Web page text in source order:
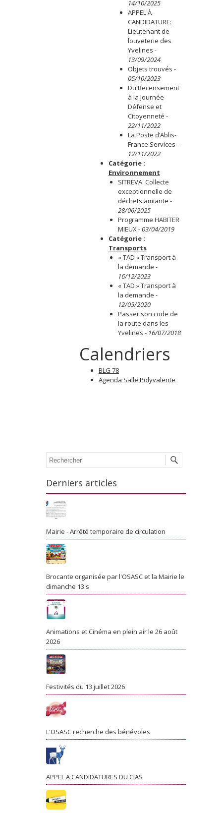
14/10/2025
APPEL À
CANDIDATURE:
Lieutenant de
louveterie des
Yvelines -
13/09/2024
Objets trouvés -
05/10/2023
Du Recensement
à la Journée
Défense et
Citoyenneté -
22/11/2022
La Poste d’Ablis-
France Services -
12/11/2022
Catégorie :
Environnement
SITREVA: Collecte
exceptionnelle de
déchets amiante -
28/06/2025
Programme HABITER
MIEUX-03/04/2019
Catégorie :
Transports
« TAD » Transport à
la demande -
16/12/2023
« TAD » Transport à
la demande -
12/05/2020
Passer son code de
la route dans les
Yvelines - 16/07/2018
Calendriers
BLG 78
Agenda Salle Polyvalente
Recherche
Derniers articles
Mairie - Arrêté temporaire de circulation
Brocante organisée par l'OSASC et la Mairie le
dimanche 13 s
Animations et Cinéma en plein air le 26 août
2026
Festivités du 13 juillet 2026
L'OSASC recherche des bénévoles
APPEL A CANDIDATURES DU CIAS